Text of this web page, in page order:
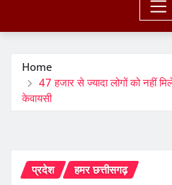
Home
47 हजार से ज्यादा लोगों को नहीं
केवायसी
प्रदेश हमर छत्तीसगढ़